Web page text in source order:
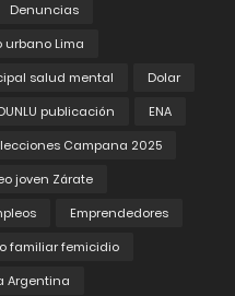
Denuncias
urbano Lima
salud mental
Dolar
publicación
ENA
Campana 2025
joven Zárate
Emprendedores
familiar femicidio
Argentina